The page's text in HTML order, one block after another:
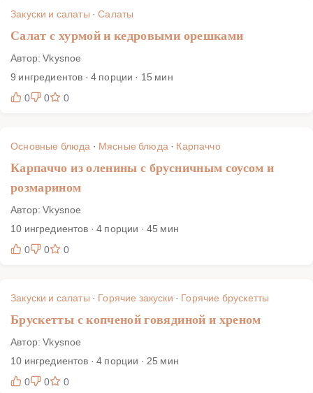
Закуски и салаты ·Салаты
Салат с хурмой и кедровыми орешками
Автор: Vkysnoe
9 ингредиентов · 4 порции · 15 мин
0
0 0
Основные блюда · Мясные блюда· Карпаччо
Карпаччо из оленины с брусничным соусом и
розмарином
Автор: Vkysnoe
10 ингредиентов · 4 порции · 45 мин
0
0 0
Закуски и салаты · Горячие закуски · Горячие брускетты
Брускетты с копченой говядиной и хреном
Автор: Vkysnoe
10 ингредиентов · 4 порции · 25 мин
0
0 0